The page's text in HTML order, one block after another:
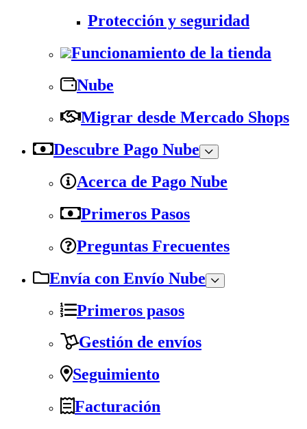
Protección y seguridad
Funcionamiento de la tienda
Nube
Migrar desde Mercado Shops
Descubre Pago Nube
Acerca de Pago Nube
Primeros Pasos
Preguntas Frecuentes
Envía con Envío Nube
Primeros pasos
Gestión de envíos
Seguimiento
Facturación